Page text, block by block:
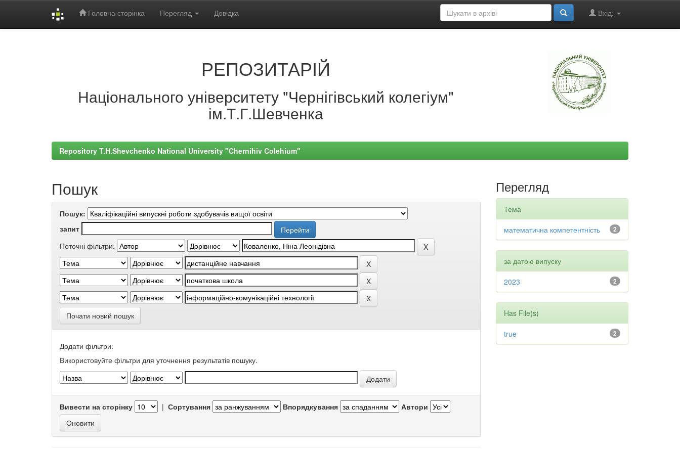
Головна сторінка Перегляд Довідка Вхід:
РЕПОЗИТАРІЙ
Національного університету "Чернігівський колегіум"
ім.Т.Г.Шевченка
Repository T.H.Shevchenko National University "Chernihiv Colehium"
Пошук
Пошук:
запит
Поточні фільтри:
Почати новий пошук
Додати фільтри:
Використовуйте фільтри для уточнення результатів пошуку.
Вивести на сторінку | Сортування Впорядкування Автори
Перегляд
Тема
2
математична компетентність
за датою випуску
2
2023
Has File(s)
2
true